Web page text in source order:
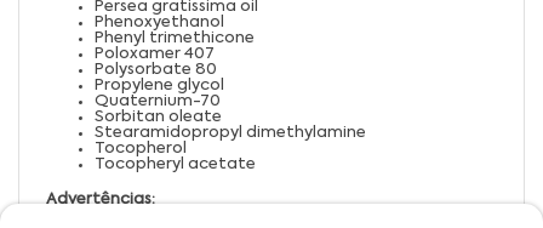
Persea gratissima oil
Phenoxyethanol
Phenyl trimethicone
Poloxamer 407
Polysorbate 80
Propylene glycol
Quaternium-70
Sorbitan oleate
Stearamidopropyl dimethylamine
Tocopherol
Tocopheryl acetate
Advertências: